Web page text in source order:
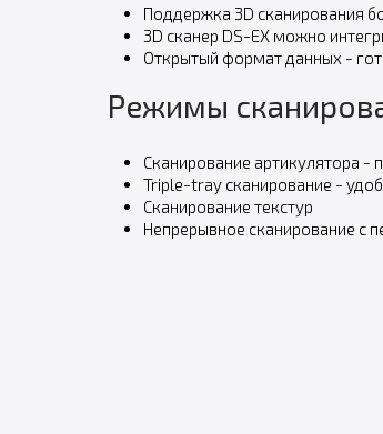
Поддержка 3D сканирования
3D сканер DS-EX можно
Открытый формат данных -
Режимы
Сканирование артикулятора -
Triple-tray сканирование -
Сканирование текстур
Непрерывное сканирование с